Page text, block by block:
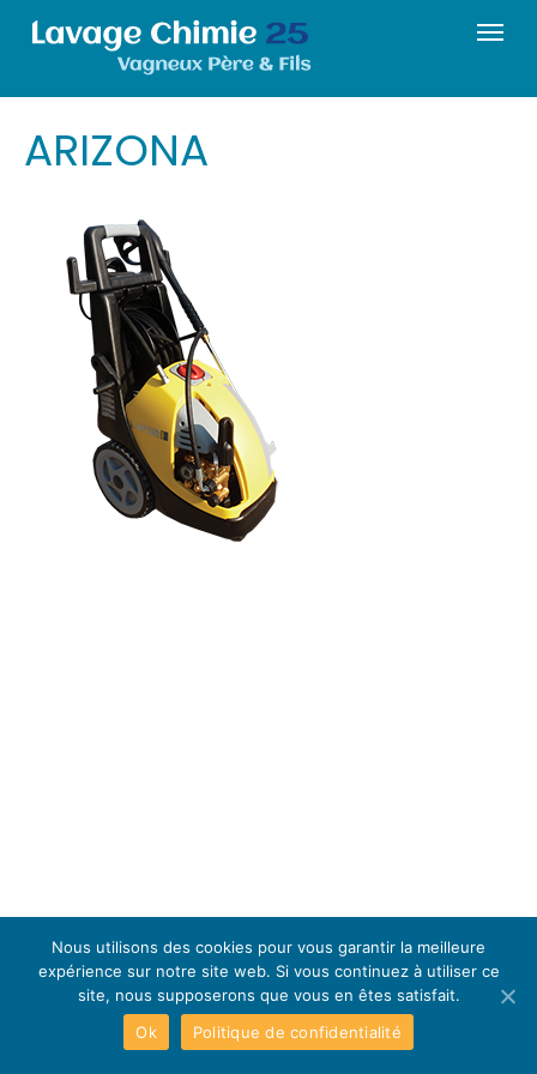
ARIZONA
Nous utilisons des cookies pour vous garantir la meilleure
expérience sur notre site web. Si vous continuez à utiliser ce
site, nous supposerons que vous en êtes satisfait.
Ok
Politique de confidentialité